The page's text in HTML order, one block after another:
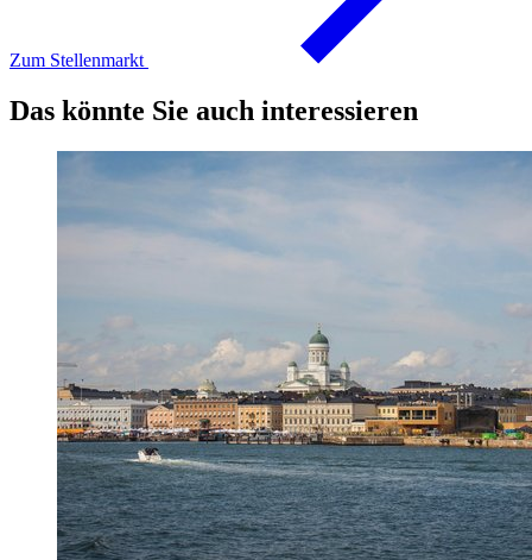
Zum Stellenmarkt
Das könnte Sie auch interessieren